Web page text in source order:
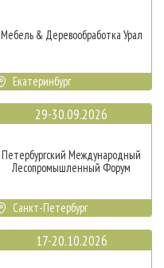
Мебель & Деревообработка Урал
Екатеринбург
29-30.09.2026
Петербургский Международный
Лесопромышленный Форум
Санкт-Петербург
17-20.10.2026